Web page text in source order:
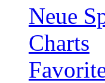
Neue
Charts